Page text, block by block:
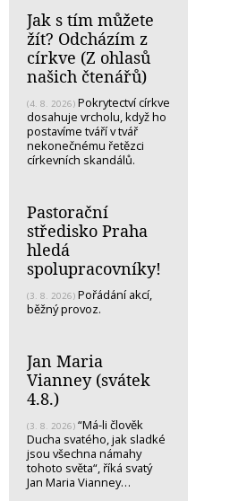
Jak s tím můžete
žít? Odcházím z
církve (Z ohlasů
našich čtenářů)
(4. 8. 2026) Pokrytectví církve
dosahuje vrcholu, když ho
postavíme tváří v tvář
nekonečnému řetězci
církevních skandálů.
Pastorační
středisko Praha
hledá
spolupracovníky!
(3. 8. 2026) Pořádání akcí,
běžný provoz.
Jan Maria
Vianney (svátek
4.8.)
(3. 8. 2026) “Má-li člověk
Ducha svatého, jak sladké
jsou všechna námahy
tohoto světa“, říká svatý
Jan Maria Vianney…